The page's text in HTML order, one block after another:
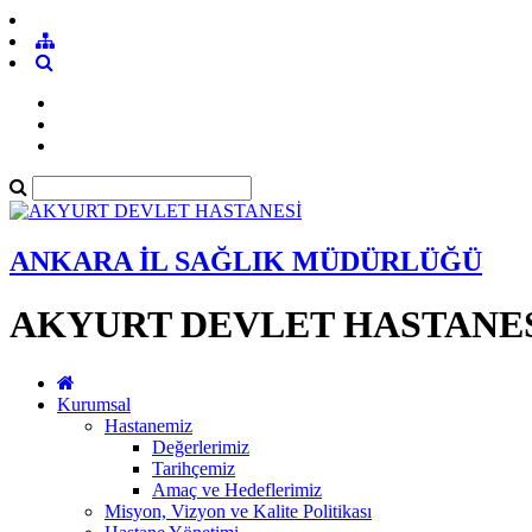
ANKARA İL SAĞLIK MÜDÜRLÜĞÜ
AKYURT DEVLET
Kurumsal
Hastanemiz
Değerlerimiz
Tarihçemiz
Amaç ve Hedeflerimiz
Misyon, Vizyon ve Kalite Politikası